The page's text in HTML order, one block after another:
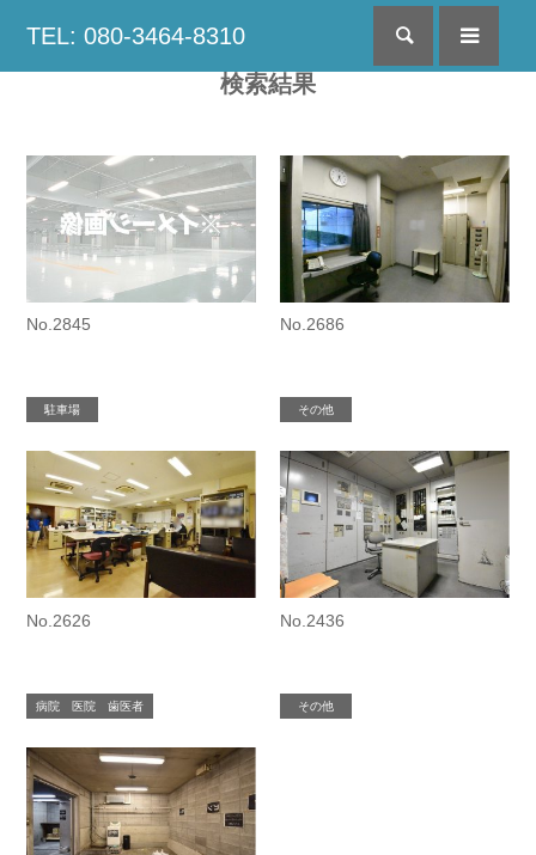
TEL: 080-3464-8310 検索
検索結果
No.2845
駐車場
No.2686
その他
No.2626
病院 医院 歯医者
No.2436
その他